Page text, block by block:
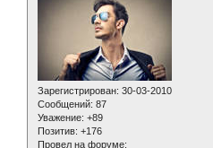
Зарегистрирован: 30-03-2010
Сообщений: 87
Уважение: +89
Позитив: +176
Провел на форуме: